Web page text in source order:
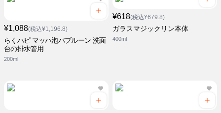
¥1,088(税込¥1,196.8)
らくハピ マッハ泡バブルーン 洗面
台の排水管用
200ml
¥618(税込¥679.8)
ガラスマジックリン本体
400ml